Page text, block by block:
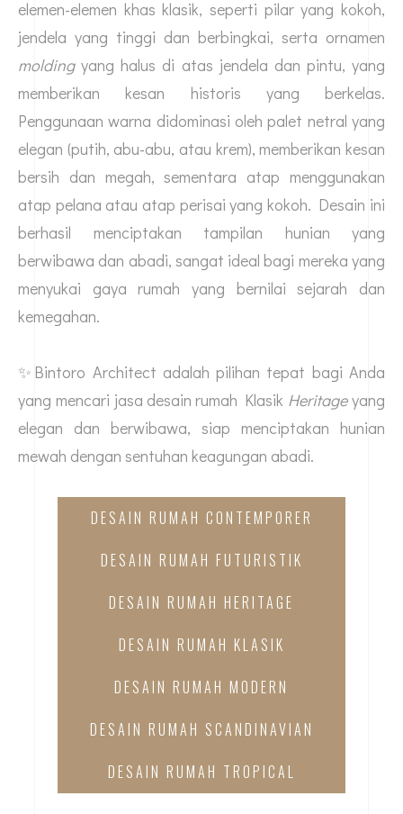
elemen-elemen khas klasik, seperti pilar yang kokoh,
jendela yang tinggi dan berbingkai, serta ornamen
moldingyang halus di atas jendela dan pintu, yang
memberikan kesan historis yang berkelas.
Penggunaan warna didominasi oleh palet netral yang
elegan (putih, abu-abu, atau krem), memberikan kesan
bersih dan megah, sementara atap menggunakan
atap pelana atau atap perisai yang kokoh. Desain ini
berhasil menciptakan tampilan hunian yang
berwibawa dan abadi, sangat ideal bagi mereka yang
menyukai gaya rumah yang bernilai sejarah dan
kemegahan.
✨Bintoro Architect adalah pilihan tepat bagi Anda
yang mencari jasa desain rumah Klasik Heritageyang
elegan dan berwibawa, siap menciptakan hunian
mewah dengan sentuhan keagungan abadi.
DESAIN RUMAH CONTEMPORER
DESAIN RUMAH FUTURISTIK
DESAIN RUMAH HERITAGE
DESAIN RUMAH KLASIK
DESAIN RUMAH MODERN
DESAIN RUMAH SCANDINAVIAN
DESAIN RUMAH TROPICAL